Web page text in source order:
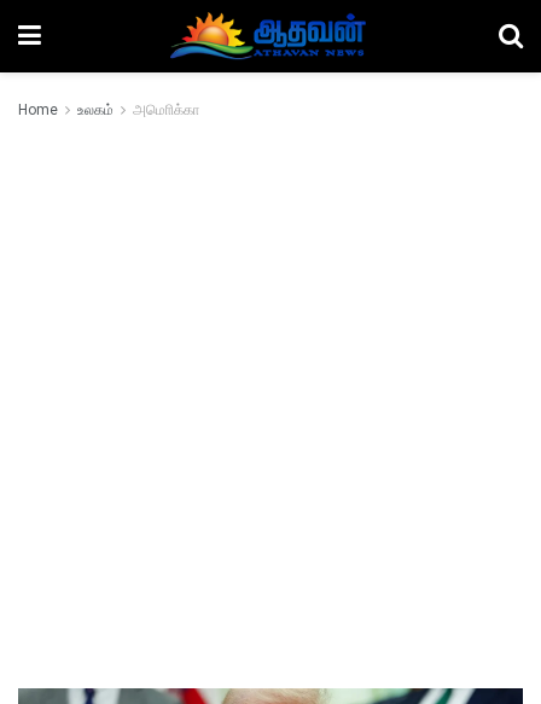
Home உலகம் அமொிக்கா